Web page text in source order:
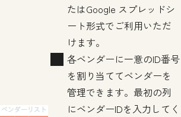
たはGoogle スプレッドシ
ート形式でご利用いただ
けます。
各ベンダーに一意のID番号
を割り当ててベンダーを
管理できます。最初の列
にベンダーIDを入力してく